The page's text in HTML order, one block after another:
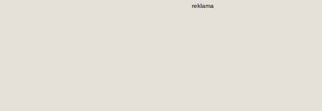
reklama